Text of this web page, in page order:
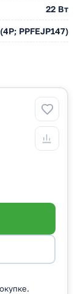
22 Вт
PPFEJP147)